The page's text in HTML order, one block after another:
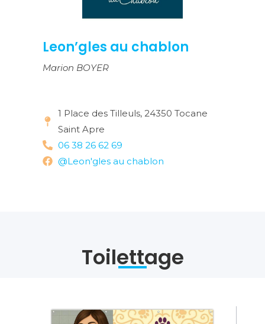
Leon’gles au chablon
Marion BOYER
1 Place des Tilleuls, 24350 Tocane
Saint Apre
06 38 26 62 69
@Leon'gles au chablon
Toilettage